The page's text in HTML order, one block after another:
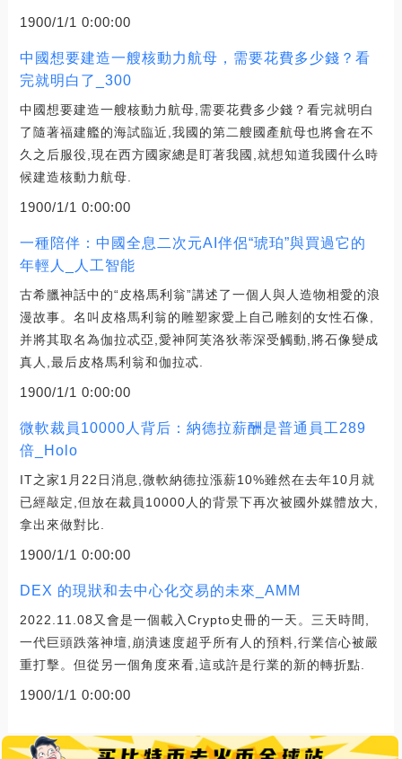
1900/1/1 0:00:00
中國想要建造一艘核動力航母，需要花費多少錢？看
完就明白了_300
中國想要建造一艘核動力航母,需要花費多少錢？看完就明白
了隨著福建艦的海試臨近,我國的第二艘國產航母也將會在不
久之后服役,現在西方國家總是盯著我國,就想知道我國什么時
候建造核動力航母.
1900/1/1 0:00:00
一種陪伴：中國全息二次元AI伴侶“琥珀”與買過它的
年輕人_人工智能
古希臘神話中的“皮格馬利翁”講述了一個人與人造物相愛的浪
漫故事。名叫皮格馬利翁的雕塑家愛上自己雕刻的女性石像,
并將其取名為伽拉忒亞,愛神阿芙洛狄蒂深受觸動,將石像變成
真人,最后皮格馬利翁和伽拉忒.
1900/1/1 0:00:00
微軟裁員10000人背后：納德拉薪酬是普通員工289
倍_Holo
IT之家1月22日消息,微軟納德拉漲薪10%雖然在去年10月就
已經敲定,但放在裁員10000人的背景下再次被國外媒體放大,
拿出來做對比.
1900/1/1 0:00:00
DEX 的現狀和去中心化交易的未來_AMM
2022.11.08又會是一個載入Crypto史冊的一天。三天時間,
一代巨頭跌落神壇,崩潰速度超乎所有人的預料,行業信心被嚴
重打擊。但從另一個角度來看,這或許是行業的新的轉折點.
1900/1/1 0:00:00